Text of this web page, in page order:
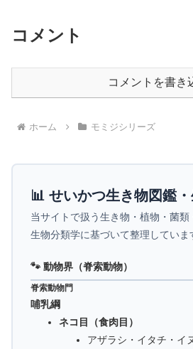
コメント
コメントを書き
ホーム モミジシリーズ
📊 せいかつ生き物図鑑
当サイトで扱う生き物・植物・菌類
生物分類学に基づいて整理していま
🐾 動物界（脊索動物）
脊索動物門
哺乳綱
ネコ目（食肉目）
アザラシ・イタチ・イ